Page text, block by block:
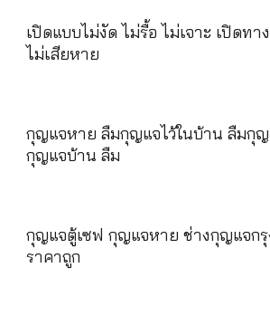
เปิดแบบไม่งัด ไม่รื้อ ไม่เจาะ เปิดท
ไม่เสียหาย
กุญแจหาย ลืมกุญแจไว้ในบ้าน ลืมกุญ
กุญแจบ้าน ลืม
กุญแจตู้เซฟ กุญแจหาย ช่างกุญแจก
ราคาถูก